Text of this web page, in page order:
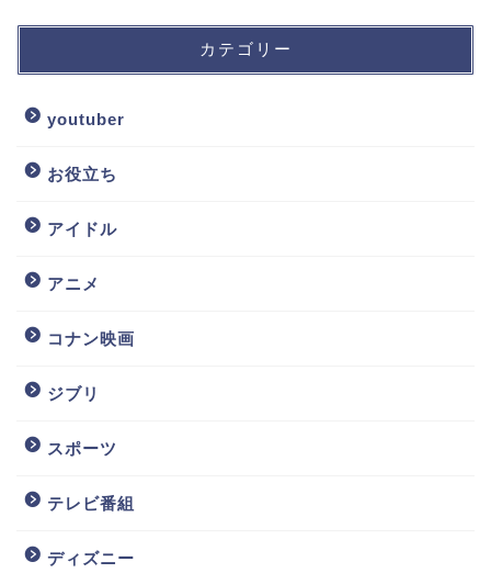
カテゴリー
youtuber
お役立ち
アイドル
アニメ
コナン映画
ジブリ
スポーツ
テレビ番組
ディズニー